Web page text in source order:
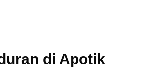
di Apotik